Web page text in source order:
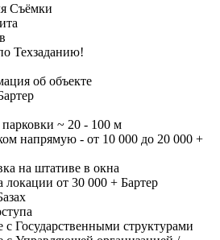
Съёмки
Техзаданию!
об объекте
~ 20 - 100 м
напрямую - от 10 000 до 20 000 +
на штативе в окна
локации от 30 000 + Бартер
с Государственными структурами